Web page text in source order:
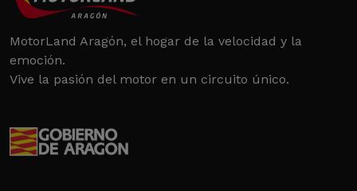
MotorLand Aragón, el hogar de la velocidad y la
emoción.
Vive la pasión del motor en un circuito único.